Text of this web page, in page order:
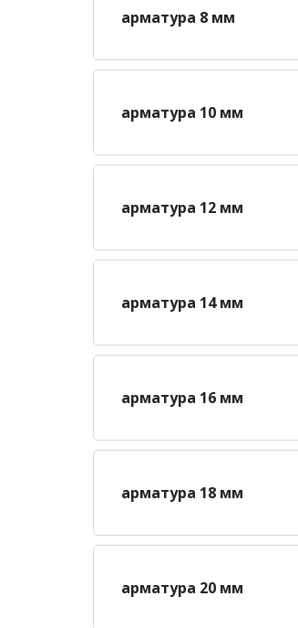
арматура 8 мм
арматура 10 мм
арматура 12 мм
арматура 14 мм
арматура 16 мм
арматура 18 мм
арматура 20 мм